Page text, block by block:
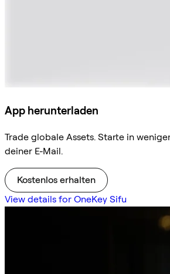
App herunterladen
Trade globale Assets. Starte in
deiner E-Mail.
Kostenlos erhalten
View details for OneKey Sifu